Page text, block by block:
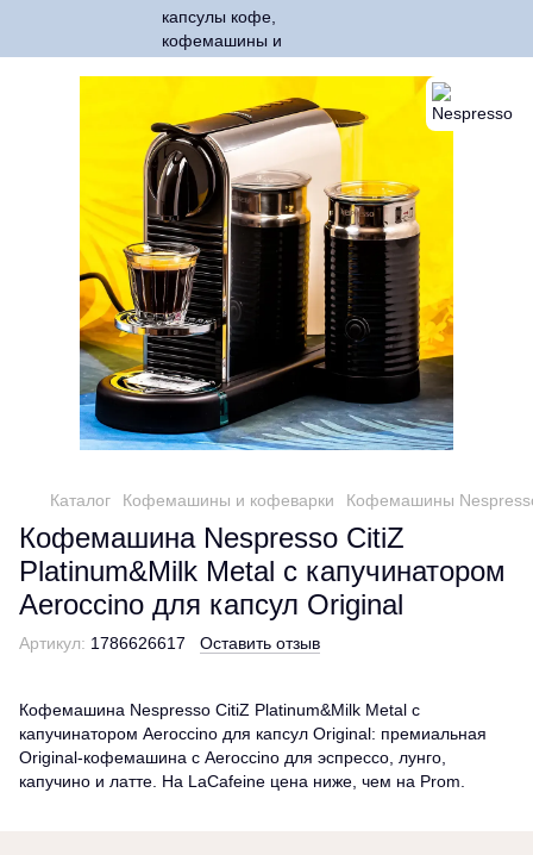
Каталог Кофемашины и кофеварки Кофемашины
Кофемашина Nespresso CitiZ
Platinum&Milk Metal с капучинатором
Aeroccino для капсул Original
Артикул: 1786626617 Оставить отзыв
Кофемашина Nespresso CitiZ Platinum&Milk Metal с
капучинатором Aeroccino для капсул Original: премиальная
Original-кофемашина с Aeroccino для эспрессо, лунго,
капучино и латте. На LaCafeine цена ниже, чем на Prom.